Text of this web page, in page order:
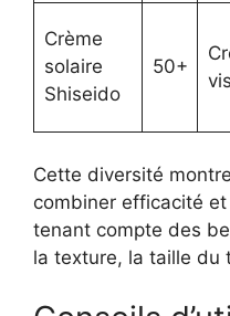
Crème
solaire
Shiseido
50+
Cette diversité
combiner efficacité
tenant compte des
la texture, la taille du